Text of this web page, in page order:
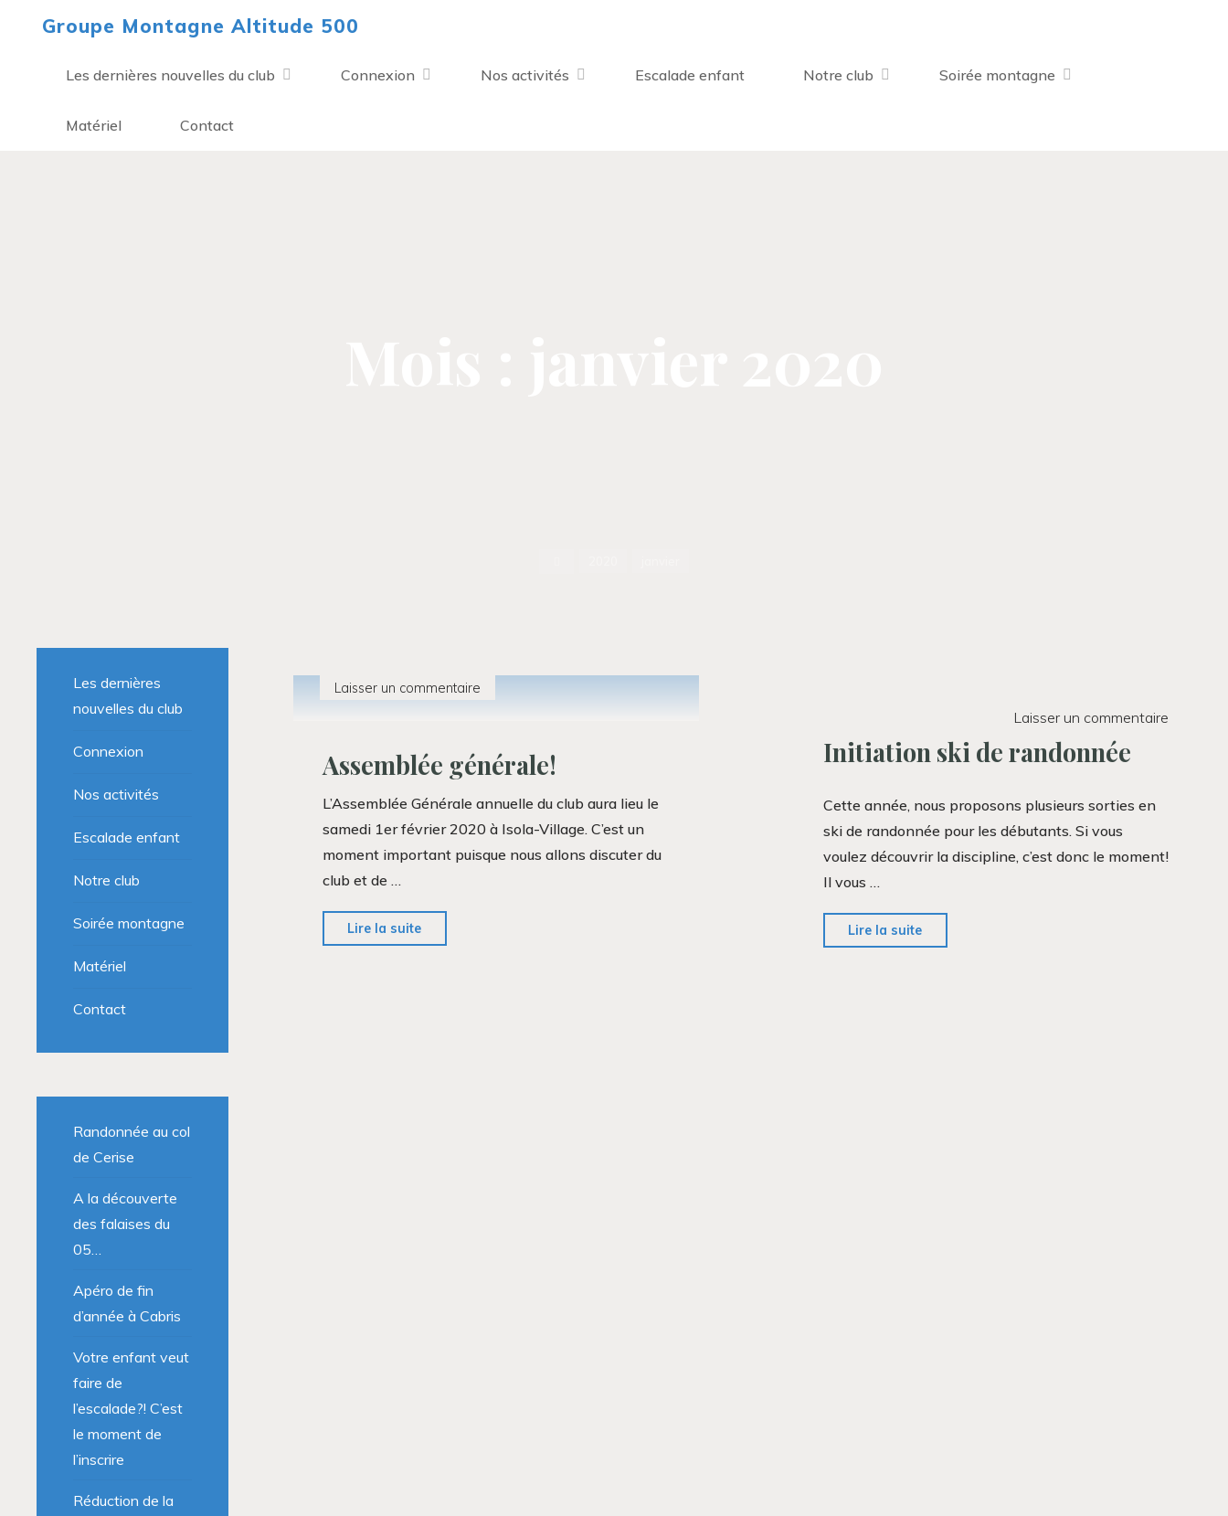
Groupe Montagne Altitude 500
Les dernières nouvelles du club Connexion Nos activités Escalade enfant Notre club Soirée montagne
Matériel Contact
Laisser un commentaire
Assemblée générale!
L’Assemblée Générale annuelle du club aura lieu le
samedi 1er février 2020 à Isola-Village. C’est un
moment important puisque nous allons discuter du
club et de …
Lire la suite
Laisser un commentaire
Initiation ski de randonnée
Cette année, nous proposons plusieurs sorties en
ski de randonnée pour les débutants. Si vous
voulez découvrir la discipline, c’est donc le moment!
Il vous …
Lire la suite
Les dernières
nouvelles du club
Connexion
Nos activités
Escalade enfant
Notre club
Soirée montagne
Matériel
Contact
Randonnée au col
de Cerise
A la découverte
des falaises du
05…
Apéro de fin
d’année à Cabris
Votre enfant veut
faire de
l’escalade?! C’est
le moment de
l’inscrire
Réduction de la